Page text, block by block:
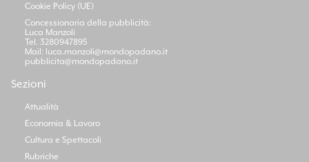
Cookie Policy (UE)
Concessionaria della pubblicità:
Luca Manzoli
Tel. 3280947895
Mail: luca.manzoli@mondopadano.it
pubblicita@mondopadano.it
Sezioni
Attualità
Economia & Lavoro
Cultura e Spettacoli
Rubriche